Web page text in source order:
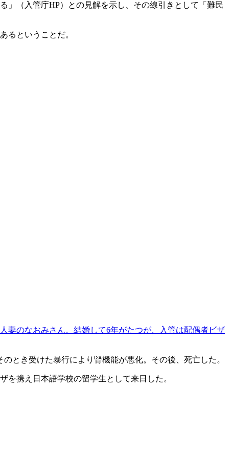
」（入管庁HP）との見解を示し、その線引きとして「難民
るということだ。
妻のなおみさん。結婚して6年がたつが、入管は配偶者ビザ
とき受けた暴行により腎機能が悪化。その後、死亡した。
を携え日本語学校の留学生として来日した。